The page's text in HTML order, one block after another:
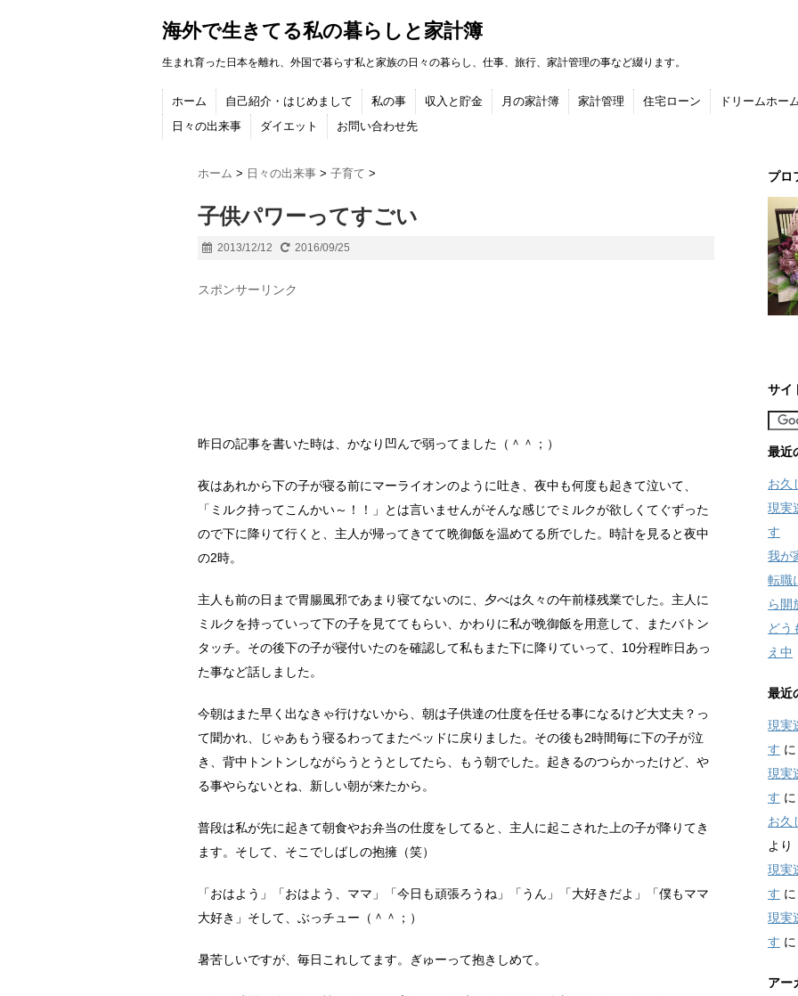
海外で生きてる私の暮らしと家計簿
生まれ育った日本を離れ、外国で暮らす私と家族の日々の暮らし、仕事、旅行、家計管理の事など綴ります。
ホーム 自己紹介・はじめまして 私の事 収入と貯金 月の家計簿 家計管理 住宅ローン ドリームホー
日々の出来事
ダイエット お問い合わせ先
ホーム > 日々の出来事 > 子育て >
子供パワーってすごい
2013/12/12 2016/09/25
スポンサーリンク
昨日の記事を書いた時は、かなり凹んで弱ってました（＾＾；）
夜はあれから下の子が寝る前にマーライオンのように吐き、夜中も何度も起きて泣いて、
「ミルク持ってこんかい～！！」とは言いませんがそんな感じでミルクが欲しくてぐずった
ので下に降りて行くと、主人が帰ってきてて晩御飯を温めてる所でした。時計を見ると夜中
の2時。
主人も前の日まで胃腸風邪であまり寝てないのに、夕べは久々の午前様残業でした。主人に
ミルクを持っていって下の子を見ててもらい、かわりに私が晩御飯を用意して、またバトン
タッチ。その後下の子が寝付いたのを確認して私もまた下に降りていって、10分程昨日あっ
た事など話しました。
今朝はまた早く出なきゃ行けないから、朝は子供達の仕度を任せる事になるけど大丈夫？っ
て聞かれ、じゃあもう寝るわってまたベッドに戻りました。その後も2時間毎に下の子が泣
き、背中トントンしながらうとうとしてたら、もう朝でした。起きるのつらかったけど、や
る事やらないとね、新しい朝が来たから。
普段は私が先に起きて朝食やお弁当の仕度をしてると、主人に起こされた上の子が降りてき
ます。そして、そこでしばしの抱擁（笑）
「おはよう」「おはよう、ママ」「今日も頑張ろうね」「うん」「大好きだよ」「僕もママ
大好き」そして、ぶっチュー（＾＾；）
暑苦しいですが、毎日これしてます。ぎゅーって抱きしめて。
プロ
サイ
最近
お久
現実
す
我が
転職
ら開
どう
え中
最近
現実
す に
現実
す に
お久
より
現実
す に
現実
す に
アー